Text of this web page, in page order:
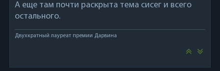
А еще там почти раскрыта тема сисег и всего
остального.
Двухкратный лауреат премии Дарвина